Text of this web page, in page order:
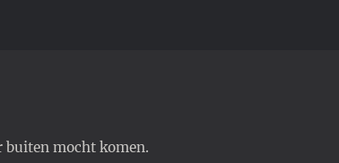
buiten mocht komen.